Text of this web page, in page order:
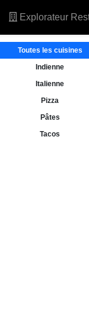
Explorateur
Toutes les cuisines
Indienne
Italienne
Pizza
Pâtes
Tacos